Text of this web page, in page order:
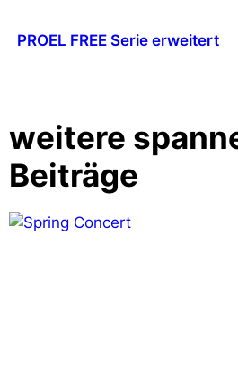
PROEL FREE Serie erweitert
weitere
Beiträge